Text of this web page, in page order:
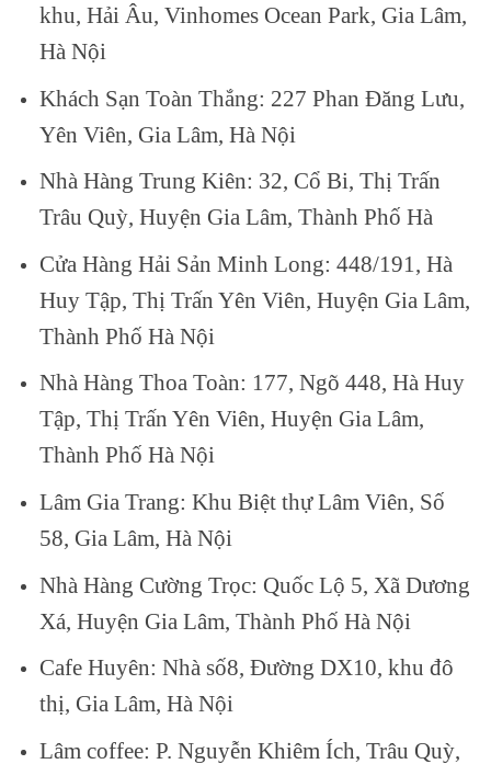
khu, Hải Âu, Vinhomes Ocean Park, Gia Lâm,
Hà Nội
Khách Sạn Toàn Thắng: 227 Phan Đăng Lưu,
Yên Viên, Gia Lâm, Hà Nội
Nhà Hàng Trung Kiên: 32, Cổ Bi, Thị Trấn
Trâu Quỳ, Huyện Gia Lâm, Thành Phố Hà
Cửa Hàng Hải Sản Minh Long: 448/191, Hà
Huy Tập, Thị Trấn Yên Viên, Huyện Gia Lâm,
Thành Phố Hà Nội
Nhà Hàng Thoa Toàn: 177, Ngõ 448, Hà Huy
Tập, Thị Trấn Yên Viên, Huyện Gia Lâm,
Thành Phố Hà Nội
Lâm Gia Trang: Khu Biệt thự Lâm Viên, Số
58, Gia Lâm, Hà Nội
Nhà Hàng Cường Trọc: Quốc Lộ 5, Xã Dương
Xá, Huyện Gia Lâm, Thành Phố Hà Nội
Cafe Huyên: Nhà số8, Đường DX10, khu đô
thị, Gia Lâm, Hà Nội
Lâm coffee: P. Nguyễn Khiêm Ích, Trâu Quỳ,